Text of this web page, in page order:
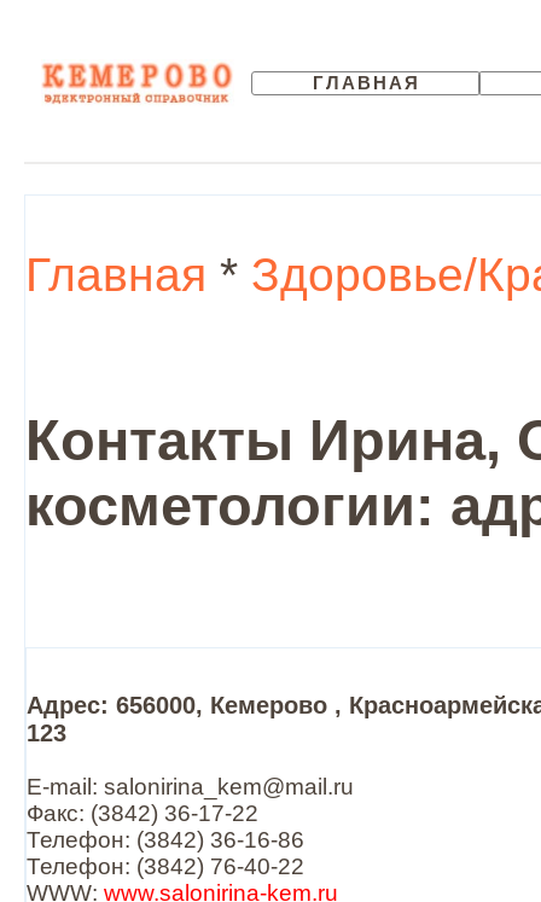
ГЛАВНАЯ
Главная * Здоровье/
Контакты Ирина,
косметологии:
Адрес: 656000, Кемерово ,
123
E-mail: salonirina_kem@mail.ru
Факс: (3842) 36-17-22
Телефон: (3842) 36-16-86
Телефон: (3842) 76-40-22
WWW: www.salonirina-kem.ru